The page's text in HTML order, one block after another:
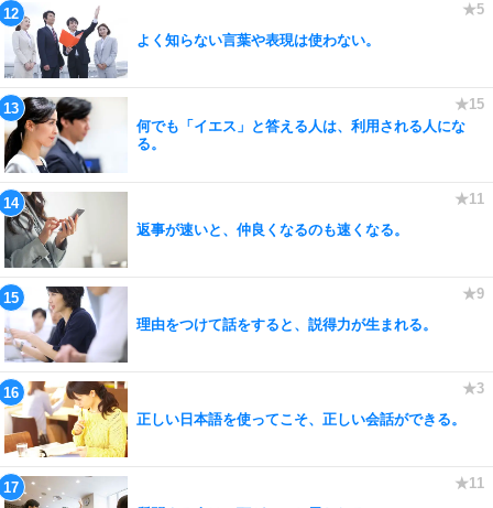
よく知らない言葉や表現は使わない。
何でも「イエス」と答える人は、利用される人にな
る。
返事が速いと、仲良くなるのも速くなる。
理由をつけて話をすると、説得力が生まれる。
正しい日本語を使ってこそ、正しい会話ができる。